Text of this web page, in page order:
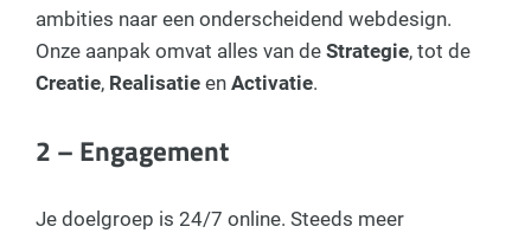
ambities naar een onderscheidend webdesign.
Onze aanpak omvat alles van de Strategie, tot de
Creatie, Realisatie en Activatie.
2 – Engagement
Je doelgroep is 24/7 online. Steeds meer